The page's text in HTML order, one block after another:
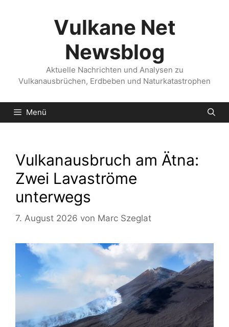
Vulkane Net
Newsblog
Aktuelle Nachrichten und Analysen zu
Vulkanausbrüchen, Erdbeben und Naturkatastrophen
Menü
Vulkanausbruch am Ätna:
Zwei Lavaströme
unterwegs
7. August 2026 von Marc Szeglat